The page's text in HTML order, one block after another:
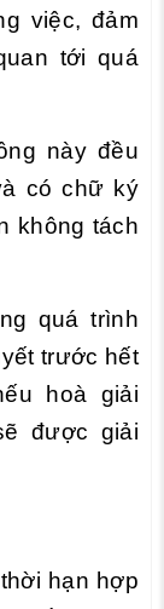
việc, đảm
tới quá
này đều
có chữ ký
không tách
quá trình
trước hết
hoà giải
được giải
hạn hợp